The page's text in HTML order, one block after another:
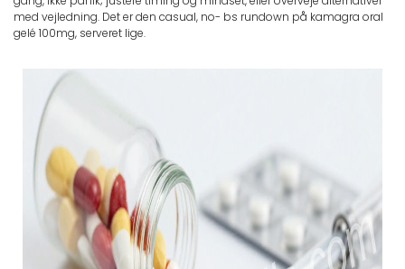
med vejledning. Det er den casual, no- bs rundown på kamagra oral
gelé 100mg, serveret lige.